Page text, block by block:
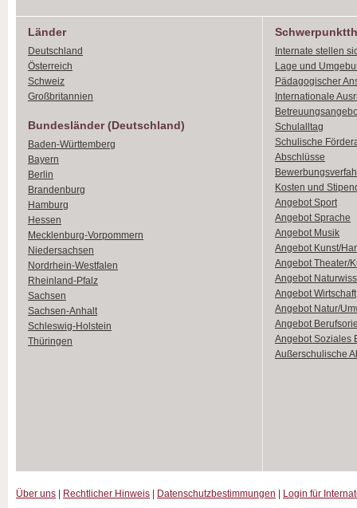
Länder
Deutschland
Österreich
Schweiz
Großbritannien
Bundesländer (Deutschland)
Baden-Württemberg
Bayern
Berlin
Brandenburg
Hamburg
Hessen
Mecklenburg-Vorpommern
Niedersachsen
Nordrhein-Westfalen
Rheinland-Pfalz
Sachsen
Sachsen-Anhalt
Schleswig-Holstein
Thüringen
Internate stellen
Lage und
Pädagogischer
Internationale
Schulalltag
Schulische
Abschlüsse
Kosten und
Angebot Sport
Angebot Sprache
Angebot Musik
Angebot Kunst/
Angebot Theater/
Angebot
Angebot Wirtschaft
Angebot Natur/
Angebot
Angebot Soziales
Außerschulische
Über uns Rechtlicher Hinweis Datenschutzbestimmungen Login für